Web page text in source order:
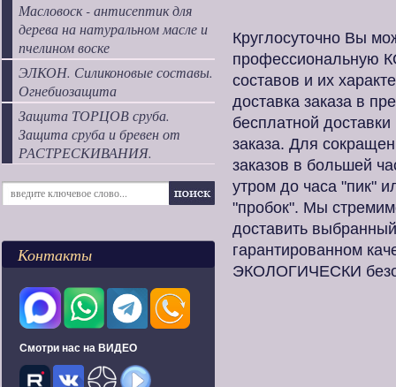
Масловоск - антисептик для
дерева на натуральном масле и
пчелином воске
ЭЛКОН. Силиконовые составы.
Огнебиозащита
Защита ТОРЦОВ сруба.
Защита сруба и бревен от
РАСТРЕСКИВАНИЯ.
Контакты
Смотри нас на ВИДЕО
Круглосуточно Вы
профессиональную
составов и их
доставка заказа в
бесплатной
заказа. Для
заказов в большей
утром до часа "пик"
"пробок". Мы
доставить
гарантированном
ЭКОЛОГИЧЕСКИ